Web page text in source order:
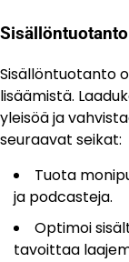
Sisällöntuotanto
lisäämistä.
yleisöä ja
seuraavat seikat:
Tuota
ja podcasteja.
Optimoi
tavoittaa